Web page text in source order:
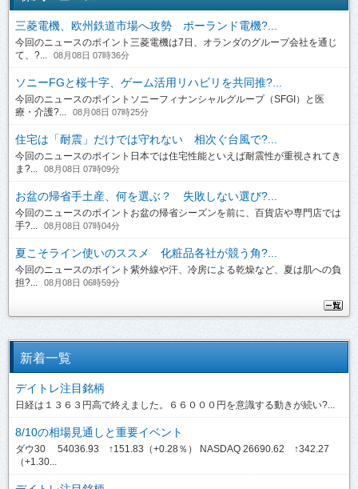
三菱電機、欧州鉄道市場へ攻勢 ポーランド電機?...
今回のニュースのポイント三菱電機は7日、オランダのグループ会社を通じ
て、?...
08月08日 07時36分
ソニーFGと桜十字、ゲーム活用リハビリを共同推?...
今回のニュースのポイントソニーフィナンシャルグループ（SFGI）と医
療・介護?...
08月08日 07時25分
住宅は「耐震」だけでは守れない 相次ぐ台風で?...
今回のニュースのポイント日本では住宅性能といえば耐震性が重視されてき
ま?...
08月08日 07時09分
お盆の帰省手土産、何を選ぶ？ 失敗しない選び?...
今回のニュースのポイントお盆の帰省シーズンを前に、百貨店や専門店では
手?...
08月08日 07時04分
夏こそライン使いのススメ 化粧品各社が競う角?...
今回のニュースのポイント紫外線や汗、冷房による乾燥など、夏は肌への負
担?...
08月08日 06時59分
新着一覧
デイトレ注目銘柄
日経は１３６３円高で終えました。６６０００円を意識する動きが続い?...
8/10の相場見通しと重要イベント
ダウ30 54036.93 ↑151.83（+0.28％） NASDAQ 26690.62 ↑342.27
（+1.30...